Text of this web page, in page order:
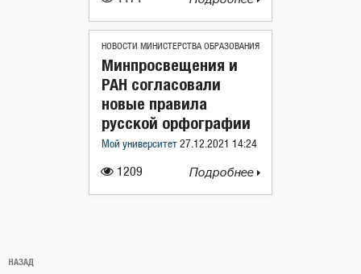
НОВОСТИ МИНИСТЕРСТВА ОБРАЗОВАНИЯ
1209
Минпросвещения и
РАН согласовали
новые правила
русской орфографии
Мой университет 27.12.2021 14:24
Подробнее
по
Предыдущая
НАЗАД